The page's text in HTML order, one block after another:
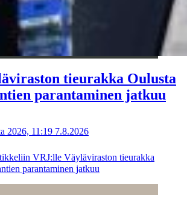
tieurakka Oulusta
parantaminen jatkuu
2026, 11:19 7.8.2026
VRJ:lle Väyläviraston tieurakka
parantaminen jatkuu